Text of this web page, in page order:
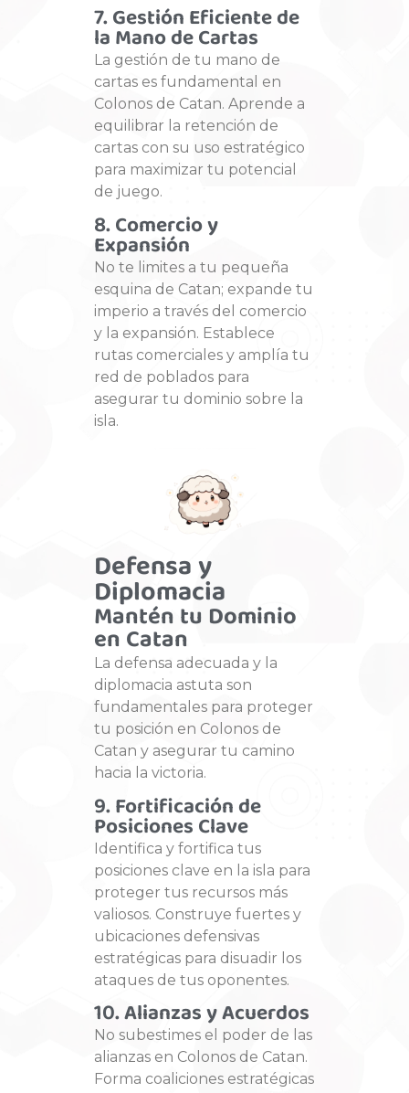
7. Gestión Eficiente de
la Mano de Cartas
La gestión de tu mano de
cartas es fundamental en
Colonos de Catan. Aprende a
equilibrar la retención de
cartas con su uso estratégico
para maximizar tu potencial
de juego.
8. Comercio y
Expansión
No te limites a tu pequeña
esquina de Catan; expande tu
imperio a través del comercio
y la expansión. Establece
rutas comerciales y amplía tu
red de poblados para
asegurar tu dominio sobre la
isla.
Defensa y
Diplomacia
Mantén tu Dominio
en Catan
La defensa adecuada y la
diplomacia astuta son
fundamentales para proteger
tu posición en Colonos de
Catan y asegurar tu camino
hacia la victoria.
9. Fortificación de
Posiciones Clave
Identifica y fortifica tus
posiciones clave en la isla para
proteger tus recursos más
valiosos. Construye fuertes y
ubicaciones defensivas
estratégicas para disuadir los
ataques de tus oponentes.
10. Alianzas y Acuerdos
No subestimes el poder de las
alianzas en Colonos de Catan.
Forma coaliciones estratégicas